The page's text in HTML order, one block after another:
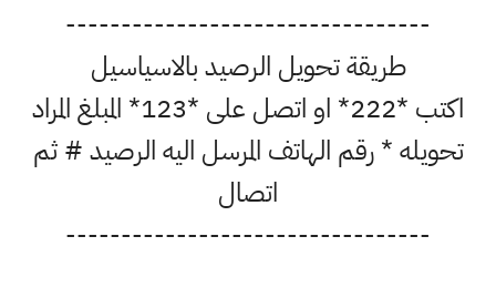
---------------------------------
طريقة تحويل الرصيد بالاسياسيل
اكتب *222* او اتصل على *123* المبلغ المراد
تحويله * رقم الهاتف المرسل اليه الرصيد # ثم
اتصال
---------------------------------